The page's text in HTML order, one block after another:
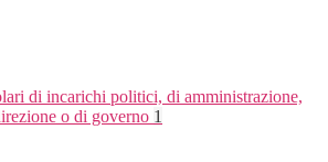
di incarichi politici, di amministrazione,
o di governo 1